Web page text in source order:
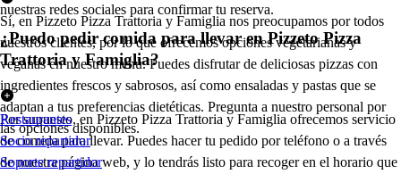
nuestras redes sociales para confirmar tu reserva.
Sí, en Pizzeto Pizza Trattoria y Famiglia nos preocupamos por todos
nuestros clientes, por lo que ofrecemos opciones vegetarianas y
veganas en nuestro menú. Puedes disfrutar de deliciosas pizzas con
ingredientes frescos y sabrosos, así como ensaladas y pastas que se
adaptan a tus preferencias dietéticas. Pregunta a nuestro personal por
las opciones disponibles.
¿Puedo pedir comida para llevar en Pizzeto Pizza
Trattoria y Famiglia?
Por supuesto, en Pizzeto Pizza Trattoria y Famiglia ofrecemos servicio
de comida para llevar. Puedes hacer tu pedido por teléfono o a través
de nuestra página web, y lo tendrás listo para recoger en el horario que
Restaurantes
Socio repartidor
Soporte repartidor